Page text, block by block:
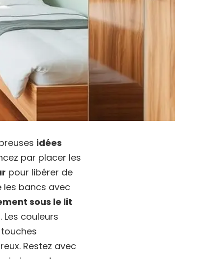
idées
par placer les
pour libérer de
les bancs avec
sous le lit
couleurs
Restez avec